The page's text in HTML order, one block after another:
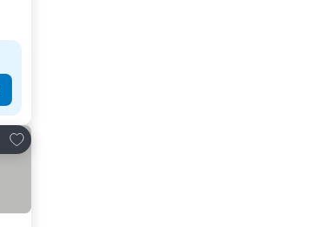
Lisää suosikkeihin